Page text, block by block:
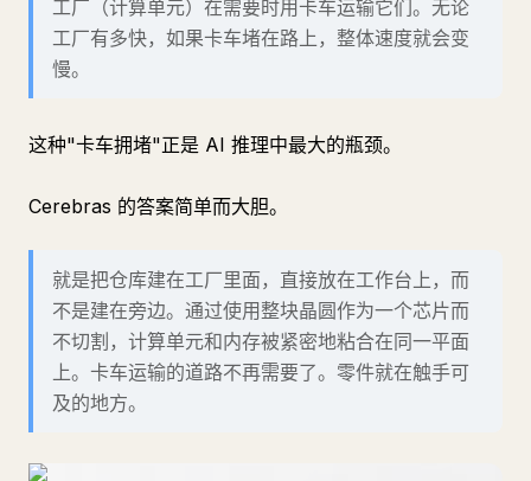
工厂（计算单元）在需要时用卡车运输它们。无论
工厂有多快，如果卡车堵在路上，整体速度就会变
慢。
这种"卡车拥堵"正是 AI 推理中最大的瓶颈。
Cerebras 的答案简单而大胆。
就是把仓库建在工厂里面，直接放在工作台上，而
不是建在旁边。通过使用整块晶圆作为一个芯片而
不切割，计算单元和内存被紧密地粘合在同一平面
上。卡车运输的道路不再需要了。零件就在触手可
及的地方。